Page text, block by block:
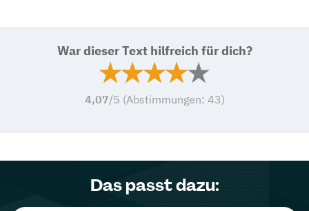
War dieser Text hilfreich für dich?
4,07/5 (Abstimmungen: 43)
Das passt dazu: